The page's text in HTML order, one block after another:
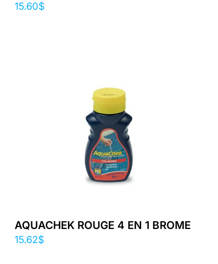
15.60$
AQUACHEK ROUGE 4 EN 1 BROME
15.62$